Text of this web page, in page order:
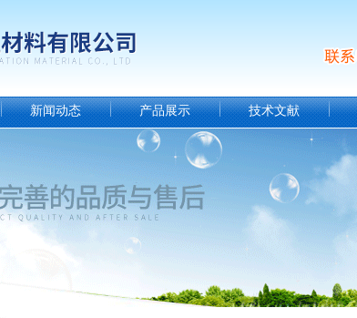
新闻动态 产品展示 技术文献